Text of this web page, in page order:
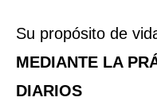
Su propósito de
MEDIANTE LA
DIARIOS